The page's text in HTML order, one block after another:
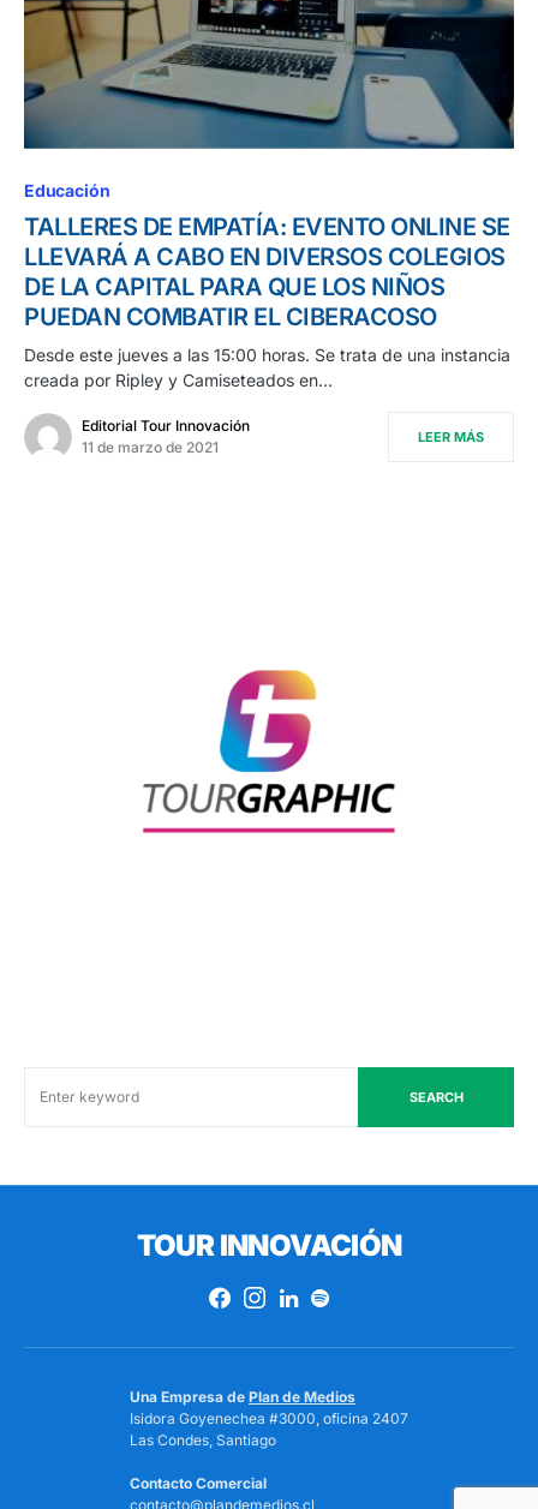
Educación
TALLERES DE EMPATÍA: EVENTO ONLINE SE
LLEVARÁ A CABO EN DIVERSOS COLEGIOS
DE LA CAPITAL PARA QUE LOS NIÑOS
PUEDAN COMBATIR EL CIBERACOSO
Desde este jueves a las 15:00 horas. Se trata de una instancia
creada por Ripley y Camiseteados en…
Editorial Tour Innovación
11 de marzo de 2021
LEER MÁS
SEARCH
TOUR INNOVACIÓN
Una Empresa de Plan de Medios
Isidora Goyenechea #3000, oficina 2407
Las Condes, Santiago
Contacto Comercial
contacto@plandemedios.cl